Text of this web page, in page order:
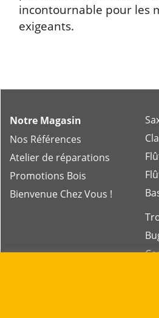
incontournable pour les
exigeants.
Notre Magasin
Nos Références
Atelier de réparations
Promotions Bois
Bienvenue Chez Vous !